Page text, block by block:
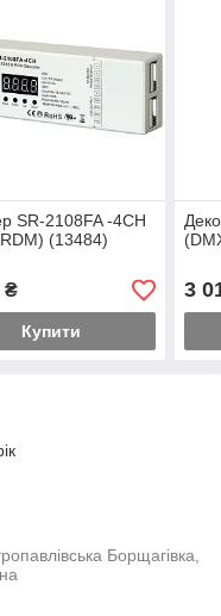
SR-2108FA -4CH
(13484)
₴
Купити
3
Борщагівка,